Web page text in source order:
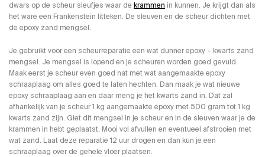
dwars op de scheur sleufjes waar de krammen in kunnen. Je krijgt dan als
het ware een Frankenstein litteken. De sleuven en de scheur dichten met
de epoxy zand mengsel.
Je gebruikt voor een scheurreparatie een wat dunner epoxy – kwarts zand
mengsel. Je mengsel is lopend en je scheuren worden goed gevuld.
Maak eerst je scheur even goed nat met wat aangemaakte epoxy
schraaplaag om alles goed te laten hechten. Dan maak je wat nieuwe
epoxy schraaplaag aan en daar meng je het kwarts zand in. Dat zal
afhankelijk van je scheur 1 kg aangemaakte epoxy met 500 gram tot 1 kg
kwarts zand zijn. Giet dit mengsel in je scheur en in de sleuven waar je de
krammen in hebt geplaatst. Mooi vol afvullen en eventueel afstrooien met
wat zand. Laat deze reparatie 12 uur drogen en dan kun je een
schraaplaag over de gehele vloer plaatsen.